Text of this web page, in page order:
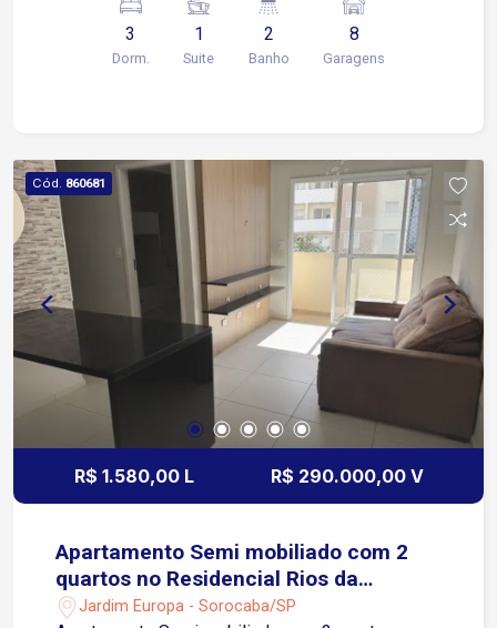
closet, varanda e hidro e wc social
3
Dorm.
1
Suite
2
Banho
8
Garagens
Cód. 860681
R$ 1.580,00 L R$ 290.000,00 V
Apartamento Semi mobiliado com 2
quartos no Residencial Rios da
Amazonia
Jardim Europa - Sorocaba/SP